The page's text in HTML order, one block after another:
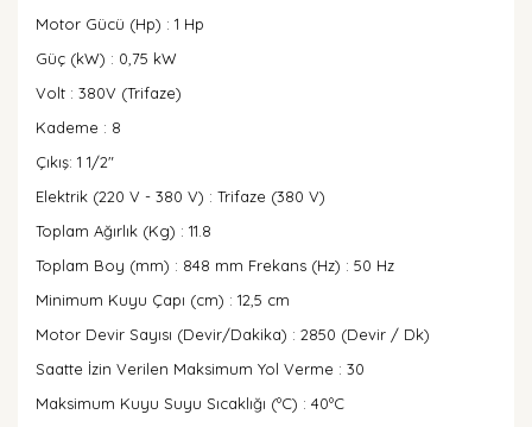
Motor Gücü (Hp) : 1 Hp
Güç (kW) : 0,75 kW
Volt : 380V (Trifaze)
Kademe : 8
Çıkış: 1 1/2"
Elektrik (220 V - 380 V) : Trifaze (380 V)
Toplam Ağırlık (Kg) : 11.8
Toplam Boy (mm) : 848 mm Frekans (Hz) : 50 Hz
Minimum Kuyu Çapı (cm) : 12,5 cm
Motor Devir Sayısı (Devir/Dakika) : 2850 (Devir / Dk)
Saatte İzin Verilen Maksimum Yol Verme : 30
Maksimum Kuyu Suyu Sıcaklığı (ºC) : 40ºC